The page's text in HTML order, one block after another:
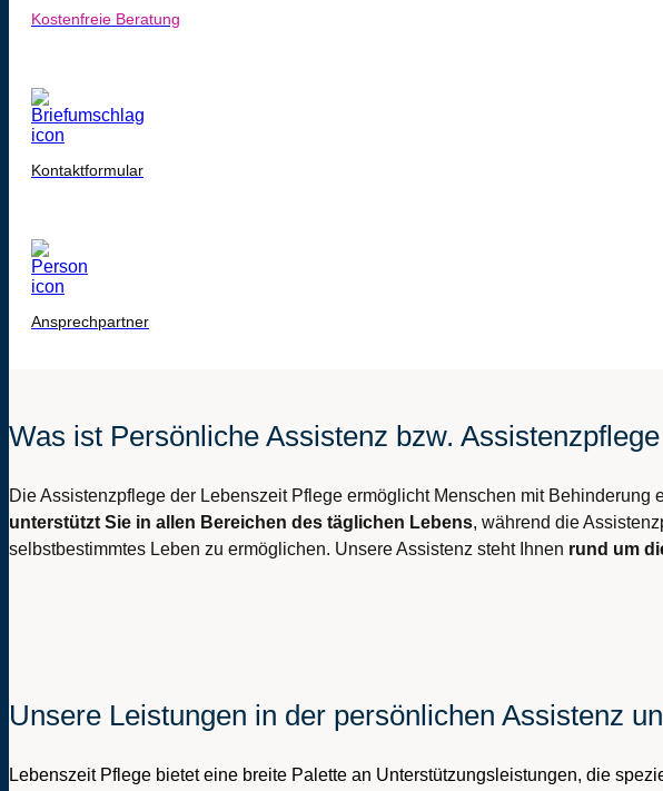
Kostenfreie Beratung
Kontaktformular
Ansprechpartner
Was ist Persönliche Assistenz bzw.
Die Assistenzpflege der Lebenszeit Pflege ermöglicht Menschen mit
unterstützt Sie in allen Bereichen des täglichen Lebens, während die
selbstbestimmtes Leben zu ermöglichen. Unsere Assistenz steht Ihnen rund um
Unsere Leistungen in der persönlichen Assistenz
Lebenszeit Pflege bietet eine breite Palette an Unterstützungsleistungen, die